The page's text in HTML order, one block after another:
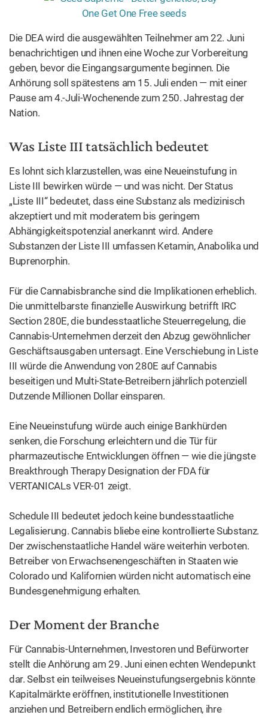
Die DEA wird die ausgewählten Teilnehmer am 22. Juni
benachrichtigen und ihnen eine Woche zur Vorbereitung
geben, bevor die Eingangsargumente beginnen. Die
Anhörung soll spätestens am 15. Juli enden — mit einer
Pause am 4.-Juli-Wochenende zum 250. Jahrestag der
Nation.
Was Liste III tatsächlich bedeutet
Es lohnt sich klarzustellen, was eine Neueinstufung in
Liste III bewirken würde — und was nicht. Der Status
„Liste III“ bedeutet, dass eine Substanz als medizinisch
akzeptiert und mit moderatem bis geringem
Abhängigkeitspotenzial anerkannt wird. Andere
Substanzen der Liste III umfassen Ketamin, Anabolika und
Buprenorphin.
Für die Cannabisbranche sind die Implikationen erheblich.
Die unmittelbarste finanzielle Auswirkung betrifft IRC
Section 280E, die bundesstaatliche Steuerregelung, die
Cannabis-Unternehmen derzeit den Abzug gewöhnlicher
Geschäftsausgaben untersagt. Eine Verschiebung in Liste
III würde die Anwendung von 280E auf Cannabis
beseitigen und Multi-State-Betreibern jährlich potenziell
Dutzende Millionen Dollar einsparen.
Eine Neueinstufung würde auch einige Bankhürden
senken, die Forschung erleichtern und die Tür für
pharmazeutische Entwicklungen öffnen — wie die jüngste
Breakthrough Therapy Designation der FDA für
VERTANICALs VER-01 zeigt.
Schedule III bedeutet jedoch keine bundesstaatliche
Legalisierung. Cannabis bliebe eine kontrollierte Substanz.
Der zwischenstaatliche Handel wäre weiterhin verboten.
Betreiber von Erwachsenengeschäften in Staaten wie
Colorado und Kalifornien würden nicht automatisch eine
Bundesgenehmigung erhalten.
Der Moment der Branche
Für Cannabis-Unternehmen, Investoren und Befürworter
stellt die Anhörung am 29. Juni einen echten Wendepunkt
dar. Selbst ein teilweises Neueinstufungsergebnis könnte
Kapitalmärkte eröffnen, institutionelle Investitionen
anziehen und Betreibern endlich ermöglichen, ihre